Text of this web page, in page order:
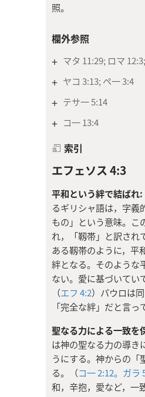
照。
欄外参照
+ マタ 11:29; ロマ
+ ヤコ 3:13; ペ一 3:4
+ テサ一 5:14
+ コ一 13:4
索引
エフェソス 4:3
平和という絆で結ばれ:
るギリシャ語は，字義
もの」という意味。こ
れ，「靱帯」と訳され
ある靱帯のように，平
絆となる。そのような
ない。愛に基づいてい
（エフ 4:2）パウロは
「完全な絆」だと言っ
聖なる力による一致を
は神の聖なる力の導き
うにする。神からの「
る。（コ一 2:12。 ガラ
和，辛抱，愛など，一